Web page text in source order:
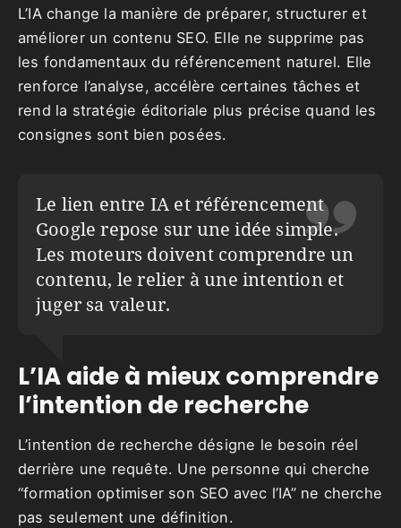
L’IA change la manière de préparer, structurer et
améliorer un contenu SEO. Elle ne supprime pas
les fondamentaux du référencement naturel. Elle
renforce l’analyse, accélère certaines tâches et
rend la stratégie éditoriale plus précise quand les
consignes sont bien posées.
Le lien entre IA et référencement
Google repose sur une idée simple.
Les moteurs doivent comprendre un
contenu, le relier à une intention et
juger sa valeur.
L’IA aide à mieux comprendre
l’intention de recherche
L’intention de recherche désigne le besoin réel
derrière une requête. Une personne qui cherche
“formation optimiser son SEO avec l’IA” ne cherche
pas seulement une définition.